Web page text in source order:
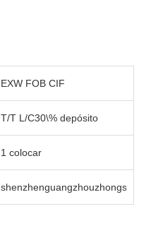
EXW FOB CIF
T/T L/C30\% depósito
1 colocar
shenzhenguangzhouzhongshan